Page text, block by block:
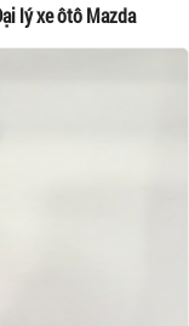
lý xe ôtô Mazda